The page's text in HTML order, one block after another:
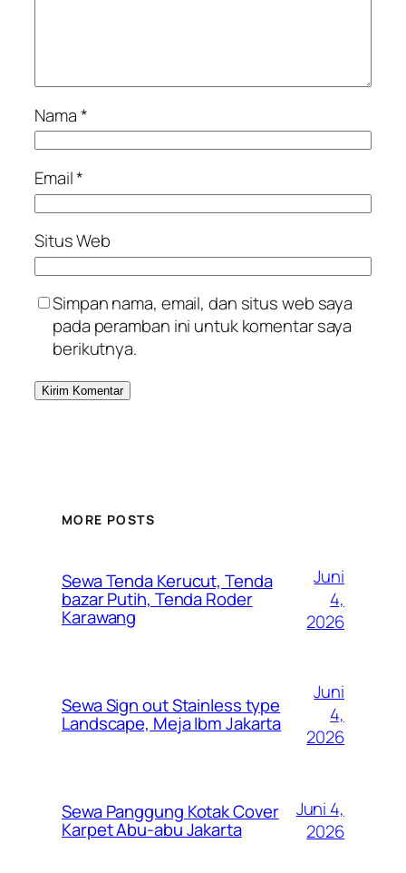
Nama*
Email*
Situs Web
Simpan nama, email, dan situs web saya
pada peramban ini untuk komentar saya
berikutnya.
MORE POSTS
Sewa Tenda Kerucut, Tenda
bazar Putih, Tenda Roder
Karawang
Juni
4,
2026
Sewa Sign out Stainless type
Landscape, Meja Ibm Jakarta
Juni
4,
2026
Sewa Panggung Kotak Cover
Karpet Abu-abu Jakarta
Juni 4,
2026